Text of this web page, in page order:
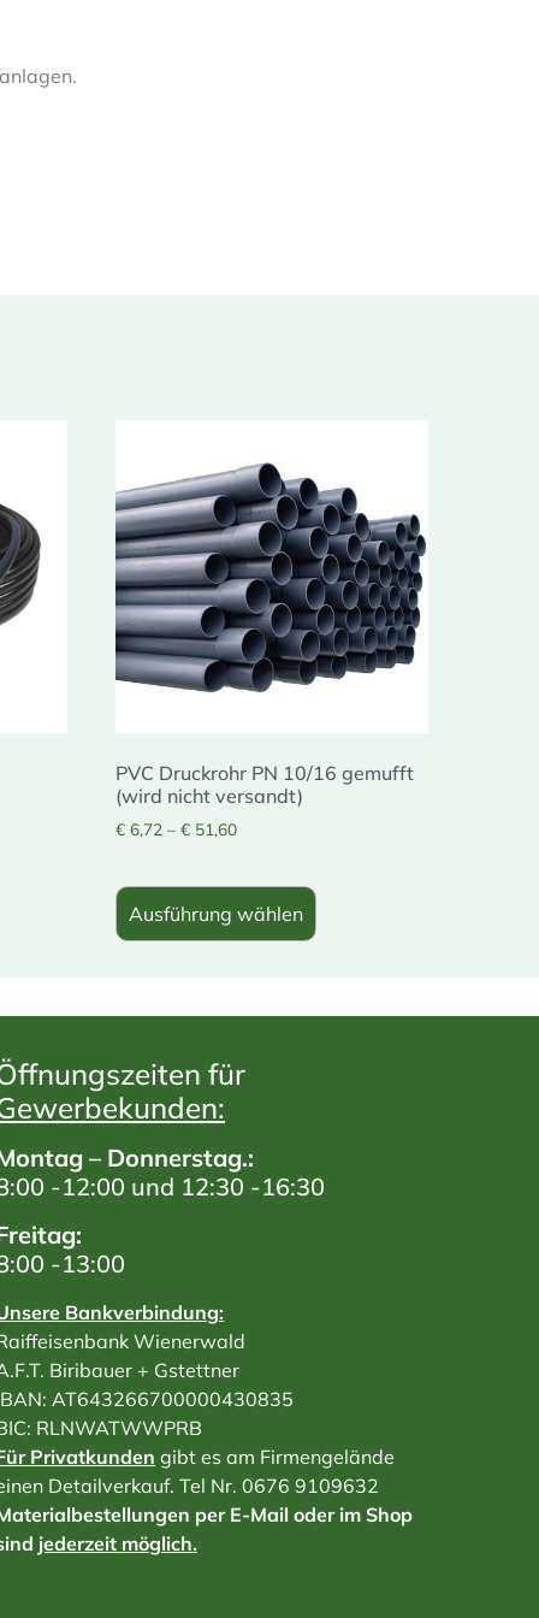
PVC Druckrohr PN 10/16 gemufft
(wird nicht versandt)
€ 6,72 – € 51,60
Ausführung wählen
für
– Donnerstag.:
-12:00 und 12:30 -16:30
-13:00
Bankverbindung:
Wienerwald
Biribauer + Gstettner
AT643266700000430835
RLNWATWWPRB
Privatkunden gibt es am Firmengelände
Detailverkauf. Tel Nr. 0676 9109632
per E-Mail oder im Shop
jederzeit möglich.